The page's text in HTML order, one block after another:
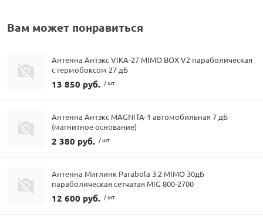
Вам может понравиться
Антенна Антэкс VIKA-27 MIMO BOX V2 параболическая
с гермобоксом 27 дБ
13 850 руб. / шт.
Антенна Антэкс MAGNITA-1 автомобильная 7 дБ
(магнитное основание)
2 380 руб. / шт.
Антенна Миглинк Parabola 3.2 MIMO 30дБ
параболическая сетчатая MIG 800-2700
12 600 руб. / шт.